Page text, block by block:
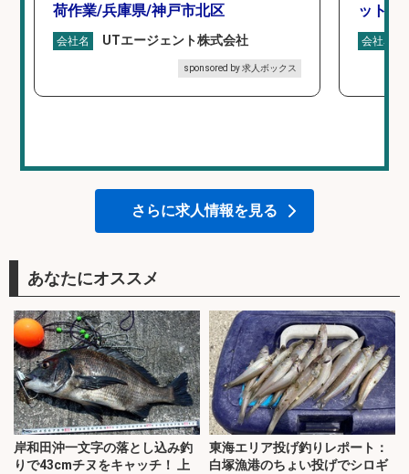
荷作業/兵庫県/神戸市北区
会社名 UTエージェント株式会社
sponsored by 求人ボックス
ットを
会社名
さらに求人情報を見る
あなたにオススメ
岸和田沖一文字の落とし込み釣
りで43cmチヌをキャッチ！ 上
東海エリア投げ釣りレポート：
白塚漁港のちょい投げでシロギ